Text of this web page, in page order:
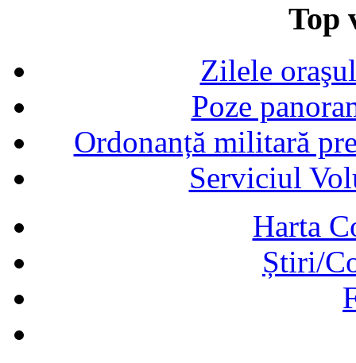
Top
Zilele
Poze
Ordonanță militară
Serviciul
Harta
Știri/